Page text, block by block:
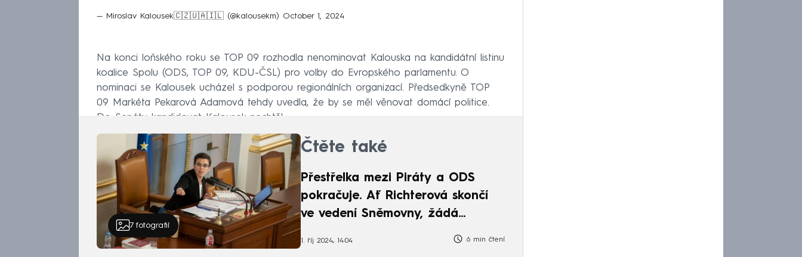
— Miroslav Kalousek🇨🇿🇺🇦🇮🇱 (@kalousekm) October 1, 2024
Na konci loňského roku se TOP 09 rozhodla nenominovat Kalouska na kandidátní listinu
koalice Spolu (ODS, TOP 09, KDU-ČSL) pro volby do Evropského parlamentu. O
nominaci se Kalousek ucházel s podporou regionálních organizací. Předsedkyně TOP
09 Markéta Pekarová Adamová tehdy uvedla, že by se měl věnovat domácí politice.
Do Senátu kandidovat Kalousek nechtěl.
7 fotografií
Čtěte také
Přestřelka mezi Piráty a ODS
pokračuje. Ať Richterová skončí
ve vedení Sněmovny, žádá
1. říj 2024, 14:04 6 min čtení